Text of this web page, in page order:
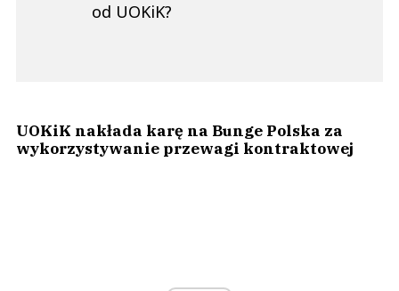
od UOKiK?
UOKiK nakłada karę na Bunge Polska za
wykorzystywanie przewagi kontraktowej